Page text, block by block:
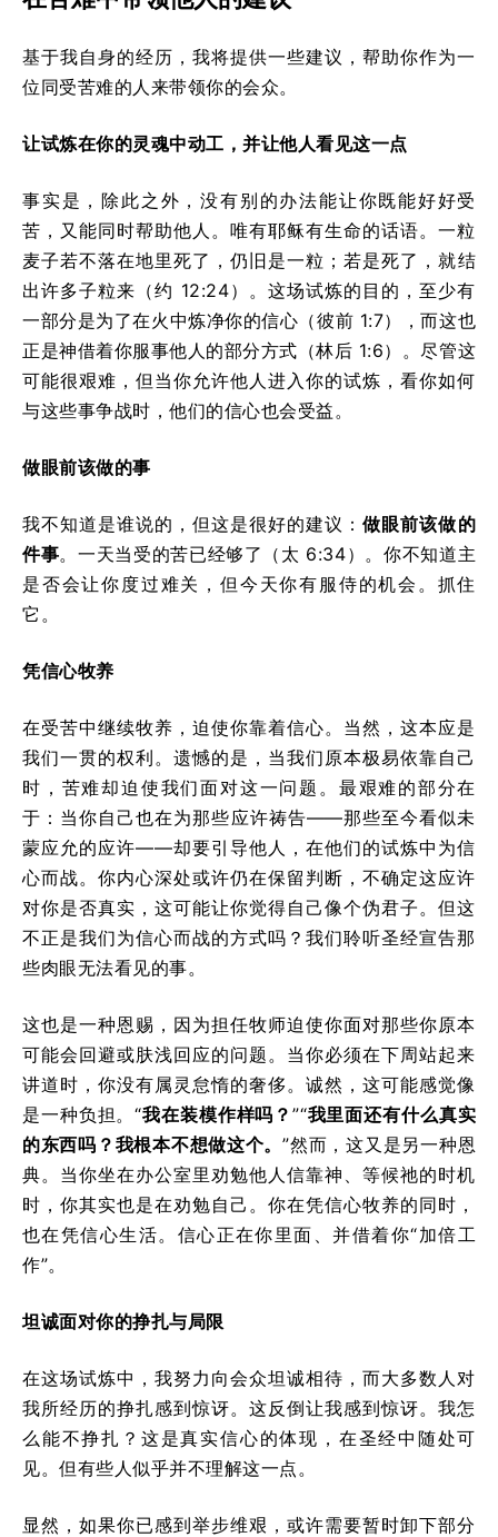
基于我自身的经历，我将提供一些建议，帮助你作为一
位同受苦难的人来带领你的会众。
让试炼在你的灵魂中动工，并让他人看见这一点
事实是，除此之外，没有别的办法能让你既能好好受
苦，又能同时帮助他人。唯有耶稣有生命的话语。一粒
麦子若不落在地里死了，仍旧是一粒；若是死了，就结
出许多子粒来（约 12:24）。这场试炼的目的，至少有
一部分是为了在火中炼净你的信心（彼前 1:7），而这也
正是神借着你服事他人的部分方式（林后 1:6）。尽管这
可能很艰难，但当你允许他人进入你的试炼，看你如何
与这些事争战时，他们的信心也会受益。
做眼前该做的事
我不知道是谁说的，但这是很好的建议：做眼前该做的
件事。一天当受的苦已经够了（太 6:34）。你不知道主
是否会让你度过难关，但今天你有服侍的机会。抓住
它。
凭信心牧养
在受苦中继续牧养，迫使你靠着信心。当然，这本应是
我们一贯的权利。遗憾的是，当我们原本极易依靠自己
时，苦难却迫使我们面对这一问题。最艰难的部分在
于：当你自己也在为那些应许祷告——那些至今看似未
蒙应允的应许——却要引导他人，在他们的试炼中为信
心而战。你内心深处或许仍在保留判断，不确定这应许
对你是否真实，这可能让你觉得自己像个伪君子。但这
不正是我们为信心而战的方式吗？我们聆听圣经宣告那
些肉眼无法看见的事。
这也是一种恩赐，因为担任牧师迫使你面对那些你原本
可能会回避或肤浅回应的问题。当你必须在下周站起来
讲道时，你没有属灵怠惰的奢侈。诚然，这可能感觉像
是一种负担。“我在装模作样吗？”“我里面还有什么真实
的东西吗？我根本不想做这个。”然而，这又是另一种恩
典。当你坐在办公室里劝勉他人信靠神、等候祂的时机
时，你其实也是在劝勉自己。你在凭信心牧养的同时，
也在凭信心生活。信心正在你里面、并借着你“加倍工
作”。
坦诚面对你的挣扎与局限
在这场试炼中，我努力向会众坦诚相待，而大多数人对
我所经历的挣扎感到惊讶。这反倒让我感到惊讶。我怎
么能不挣扎？这是真实信心的体现，在圣经中随处可
见。但有些人似乎并不理解这一点。
显然，如果你已感到举步维艰，或许需要暂时卸下部分